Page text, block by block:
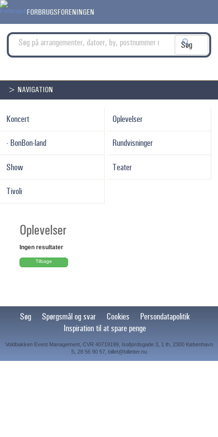
FORBRUGSFORENINGEN
> NAVIGATION
Koncert Oplevelser
- BonBon-land Rundvisninger
Show Teater
Tivoli
Oplevelser
Ingen resultater
Tilbage
Søg Spørgsmål og svar Cookies
Persondatapolitik
Inspiration til at spare penge
Voldbakken Event Management, CVR 40719199, Isafjordsgade 3, 1 th, 2300 København
S, 28 56 90 57, billet@billetter.nu